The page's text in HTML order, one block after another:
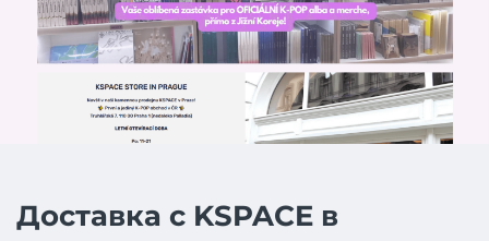
Доставка с KSPACE в